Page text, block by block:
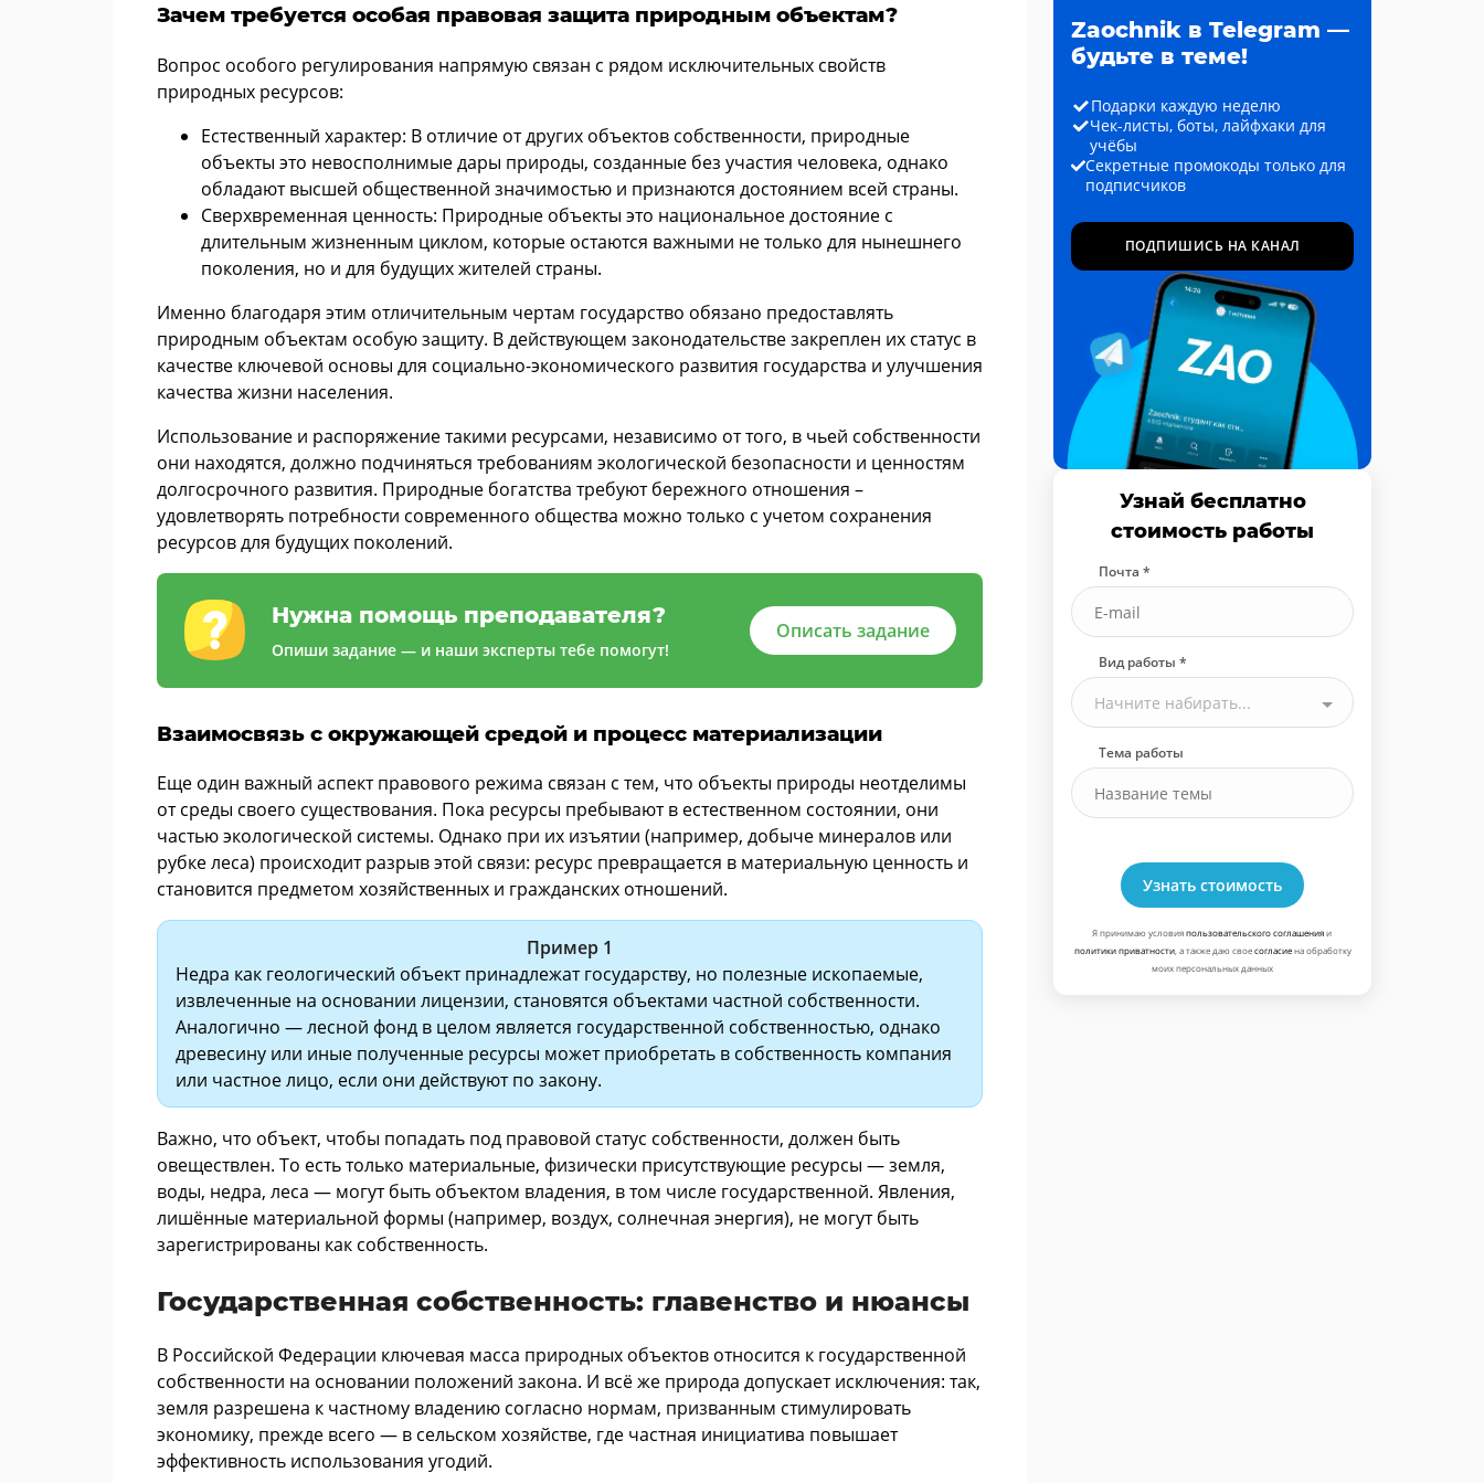
Зачем требуется особая правовая защита природным объектам?
Вопрос особого регулирования напрямую связан с рядом исключительных свойств
природных ресурсов:
Естественный характер: В отличие от других объектов собственности, природные
объекты это невосполнимые дары природы, созданные без участия человека, однако
обладают высшей общественной значимостью и признаются достоянием всей страны.
Сверхвременная ценность: Природные объекты это национальное достояние с
длительным жизненным циклом, которые остаются важными не только для нынешнего
поколения, но и для будущих жителей страны.
Именно благодаря этим отличительным чертам государство обязано предоставлять
природным объектам особую защиту. В действующем законодательстве закреплен их статус в
качестве ключевой основы для социально-экономического развития государства и улучшения
качества жизни населения.
Использование и распоряжение такими ресурсами, независимо от того, в чьей собственности
они находятся, должно подчиняться требованиям экологической безопасности и ценностям
долгосрочного развития. Природные богатства требуют бережного отношения –
удовлетворять потребности современного общества можно только с учетом сохранения
ресурсов для будущих поколений.
Нужна помощь преподавателя?
Опиши задание — и наши эксперты тебе помогут!
Описать задание
Взаимосвязь с окружающей средой и процесс материализации
Еще один важный аспект правового режима связан с тем, что объекты природы неотделимы
от среды своего существования. Пока ресурсы пребывают в естественном состоянии, они
частью экологической системы. Однако при их изъятии (например, добыче минералов или
рубке леса) происходит разрыв этой связи: ресурс превращается в материальную ценность и
становится предметом хозяйственных и гражданских отношений.
Пример 1
Недра как геологический объект принадлежат государству, но полезные ископаемые,
извлеченные на основании лицензии, становятся объектами частной собственности.
Аналогично — лесной фонд в целом является государственной собственностью, однако
древесину или иные полученные ресурсы может приобретать в собственность компания
или частное лицо, если они действуют по закону.
Важно, что объект, чтобы попадать под правовой статус собственности, должен быть
овеществлен. То есть только материальные, физически присутствующие ресурсы — земля,
воды, недра, леса — могут быть объектом владения, в том числе государственной. Явления,
лишённые материальной формы (например, воздух, солнечная энергия), не могут быть
зарегистрированы как собственность.
Государственная собственность: главенство и нюансы
В Российской Федерации ключевая масса природных объектов относится к государственной
собственности на основании положений закона. И всё же природа допускает исключения: так,
земля разрешена к частному владению согласно нормам, призванным стимулировать
экономику, прежде всего — в сельском хозяйстве, где частная инициатива повышает
эффективность использования угодий.
Zaochnik в Telegram —
будьте в теме!
Подарки каждую неделю
Чек-листы, боты, лайфхаки для
учёбы
Секретные промокоды только для
подписчиков
ПОДПИШИСЬ НА КАНАЛ
Узнай бесплатно
стоимость работы
Почта *
Вид работы *
Начните набирать...
Тема работы
Узнать стоимость
Я принимаю условияпользовательского соглашенияи
политики приватности, а также даю своесогласиена обработку
моих персональных данных